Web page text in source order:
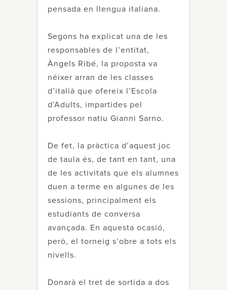
pensada en llengua italiana.
Segons ha explicat una de les
responsables de l’entitat,
Àngels Ribé, la proposta va
néixer arran de les classes
d’italià que ofereix l’Escola
d’Adults, impartides pel
professor natiu Gianni Sarno.
De fet, la pràctica d’aquest joc
de taula és, de tant en tant, una
de les activitats que els alumnes
duen a terme en algunes de les
sessions, principalment els
estudiants de conversa
avançada. En aquesta ocasió,
però, el torneig s’obre a tots els
nivells.
Donarà el tret de sortida a dos